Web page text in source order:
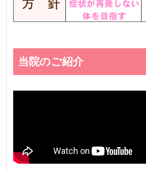
当院のご紹介